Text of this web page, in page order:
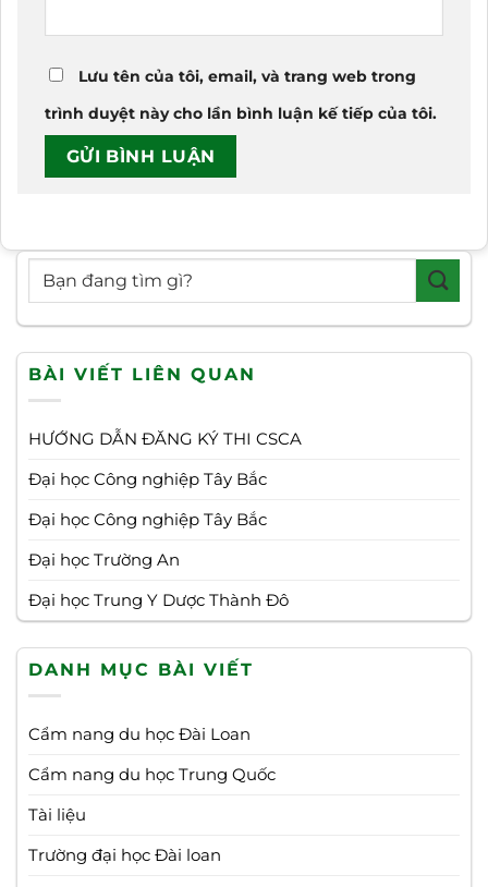
Lưu tên của tôi, email, và trang web trong
trình duyệt này cho lần bình luận kế tiếp của tôi.
BÀI VIẾT LIÊN QUAN
HƯỚNG DẪN ĐĂNG KÝ THI CSCA
Đại học Công nghiệp Tây Bắc
Đại học Công nghiệp Tây Bắc
Đại học Trường An
Đại học Trung Y Dược Thành Đô
DANH MỤC BÀI VIẾT
Cẩm nang du học Đài Loan
Cẩm nang du học Trung Quốc
Tài liệu
Trường đại học Đài loan